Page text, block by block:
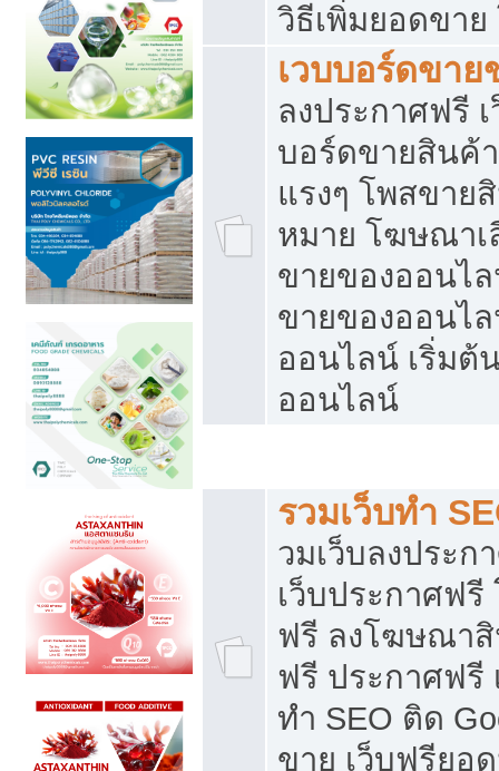
วิธีเพิ่มยอดขาย
เวบบอร์ดขา
ลงประกาศฟรี
บอร์ดขายสินค้
แรงๆ โพสขาย
หมาย โฆษณาเ
ขายของออนไ
ขายของออนไ
ออนไลน์ เริ่มต้
ออนไลน์
รวมเว็บทำ
วมเว็บลงประก
เว็บประกาศฟ
ฟรี ลงโฆษณา
ฟรี ประกาศฟรี
ทำ SEO ติด
ขาย เว็บฟรียอ